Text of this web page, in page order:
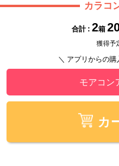
カラコ
合計 : 2箱
獲得予
＼ アプリからの購
モアコン
カ